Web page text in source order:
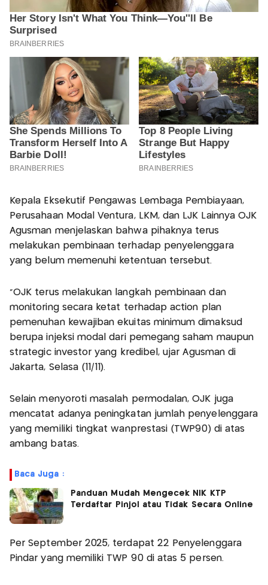
Kepala Eksekutif Pengawas Lembaga Pembiayaan,
Perusahaan Modal Ventura, LKM, dan LJK Lainnya OJK
Agusman menjelaskan bahwa pihaknya terus
melakukan pembinaan terhadap penyelenggara
yang belum memenuhi ketentuan tersebut.
"OJK terus melakukan langkah pembinaan dan
monitoring secara ketat terhadap action plan
pemenuhan kewajiban ekuitas minimum dimaksud
berupa injeksi modal dari pemegang saham maupun
strategic investor yang kredibel, ujar Agusman di
Jakarta, Selasa (11/11).
Selain menyoroti masalah permodalan, OJK juga
mencatat adanya peningkatan jumlah penyelenggara
yang memiliki tingkat wanprestasi (TWP90) di atas
ambang batas.
Baca Juga :
Panduan Mudah Mengecek NIK KTP
Terdaftar Pinjol atau Tidak Secara Online
Per September 2025, terdapat 22 Penyelenggara
Pindar yang memiliki TWP 90 di atas 5 persen.